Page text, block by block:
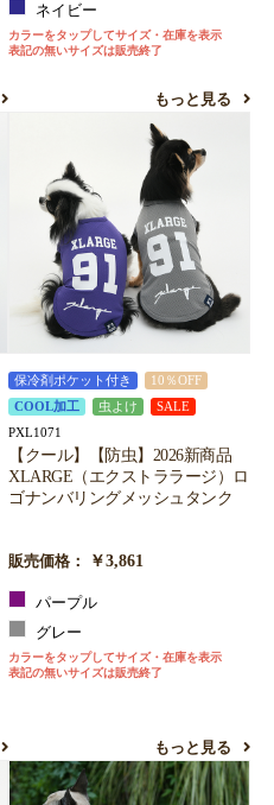
ネイビー
カラーをタップしてサイズ・在庫を表示
表記の無いサイズは販売終了
もっと見る
保冷剤ポケット付き
10％OFF
COOL加工
虫よけ SALE
PXL1071
【クール】【防虫】2026新商品
XLARGE（エクストララージ）ロ
ゴナンバリングメッシュタンク
販売価格： ￥3,861
パープル
グレー
カラーをタップしてサイズ・在庫を表示
表記の無いサイズは販売終了
もっと見る